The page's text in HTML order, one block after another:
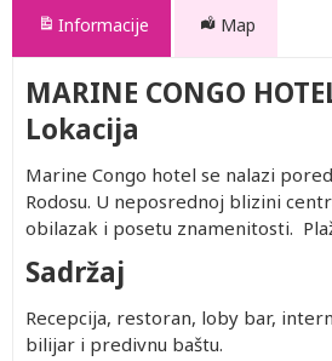
Informacije Map
MARINE CONGO
Lokacija
Marine Congo hotel se nalazi
Rodosu. U neposrednoj blizini
obilazak i posetu znamenitosti.
Sadržaj
Recepcija, restoran, loby bar,
bilijar i predivnu baštu.